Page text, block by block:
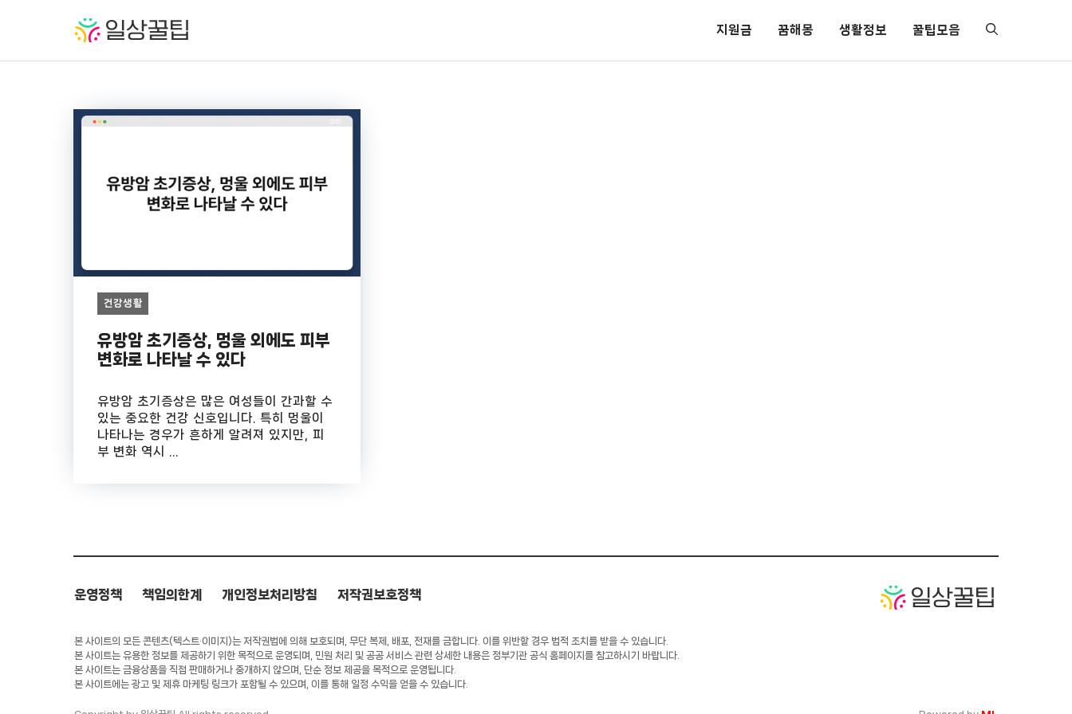
지원금 꿈해몽 생활정보 꿀팁모음
건강생활
유방암 초기증상, 멍울 외에도 피부
변화로 나타날 수 있다
유방암 초기증상은 많은 여성들이 간과할 수
있는 중요한 건강 신호입니다. 특히 멍울이
나타나는 경우가 흔하게 알려져 있지만, 피
부 변화 역시 ...
운영정책 책임의한계 개인정보처리방침 저작권보호정책
본 사이트의 모든 콘텐츠(텍스트·이미지)는 저작권법에 의해 보호되며, 무단 복제, 배포, 전재를 금합니다. 이를 위반할 경우 법적 조치를 받을 수 있습니다.
본 사이트는 유용한 정보를 제공하기 위한 목적으로 운영되며, 민원 처리 및 공공 서비스 관련 상세한 내용은 정부기관 공식 홈페이지를 참고하시기 바랍니다.
본 사이트는 금융상품을 직접 판매하거나 중개하지 않으며, 단순 정보 제공을 목적으로 운영됩니다.
본 사이트에는 광고 및 제휴 마케팅 링크가 포함될 수 있으며, 이를 통해 일정 수익을 얻을 수 있습니다.